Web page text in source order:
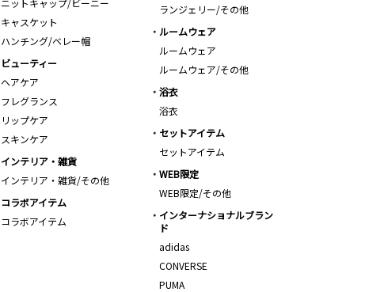
ニットキャップ/ビーニー
キャスケット
ハンチング/ベレー帽
ランジェリー/その他
ルームウェア
ルームウェア
ルームウェア/その他
ビューティー
ヘアケア
フレグランス
リップケア
スキンケア
浴衣
浴衣
セットアイテム
セットアイテム
インテリア・雑貨
インテリア・雑貨/その他
WEB限定
WEB限定/その他
コラボアイテム
コラボアイテム
インターナショナルブラン
ド
adidas
CONVERSE
PUMA